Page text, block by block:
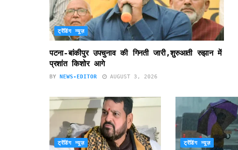
ट्रेंडिंग न्यूज़
पटना-बांकीपुर उपचुनाव की गिनती जारी,शुरुआती रुझान में
प्रशांत किशोर आगे
BY NEWS-EDITOR AUGUST 3, 2026
ट्रेंडिंग न्यूज़ ट्रेंडिंग न्यूज़